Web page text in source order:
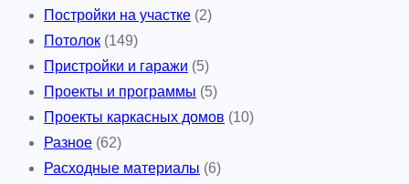
Постройки на участке (2)
Потолок (149)
Пристройки и гаражи (5)
Проекты и программы (5)
Проекты каркасных домов (10)
Разное (62)
Расходные материалы (6)